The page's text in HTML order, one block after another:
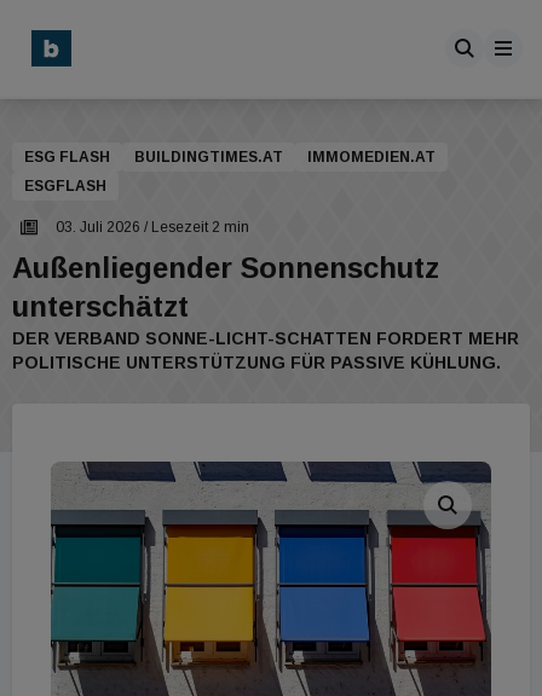
ESG FLASH BUILDINGTIMES.AT
IMMOMEDIEN.AT
ESGFLASH
03. Juli 2026 / Lesezeit 2 min
Außenliegender Sonnenschutz
unterschätzt
DER VERBAND SONNE-LICHT-SCHATTEN FORDERT MEHR
POLITISCHE UNTERSTÜTZUNG FÜR PASSIVE KÜHLUNG.